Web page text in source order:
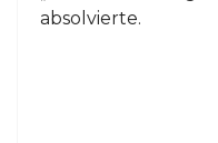
absolvierte.